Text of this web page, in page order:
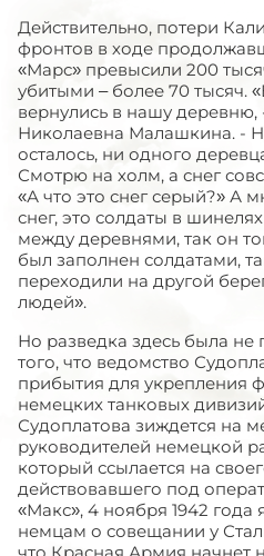
Действительно, потери
фронтов в ходе
«Марс» превысили 200
убитыми – более 70 тысяч.
вернулись в нашу
Николаевна Малашкина. -
осталось, ни одного
Смотрю на холм, а снег
«А что это снег серый?» А
снег, это солдаты в
между деревнями, так он
был заполнен солдатами,
переходили на другой
людей».
Но разведка здесь была не
того, что ведомство
прибытия для укрепления
немецких танковых
Судоплатова зиждется на
руководителей немецкой
который ссылается на
действовавшего под
«Макс», 4 ноября 1942
немцам о совещании у